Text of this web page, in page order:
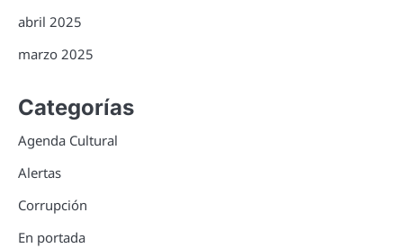
abril 2025
marzo 2025
Categorías
Agenda Cultural
Alertas
Corrupción
En portada